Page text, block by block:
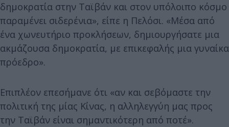
δημοκρατία στην Ταϊβάν και στον υπόλοιπο κόσμο
παραμένει σιδερένια», είπε η Πελόσι. «Μέσα από
ένα χωνευτήριο προκλήσεων, δημιουργήσατε μια
ακμάζουσα δημοκρατία, με επικεφαλής μια γυναίκα
πρόεδρο».
Επιπλέον επεσήμανε ότι «αν και σεβόμαστε την
πολιτική της μίας Κίνας, η αλληλεγγύη μας προς
την Ταϊβάν είναι σημαντικότερη από ποτέ».